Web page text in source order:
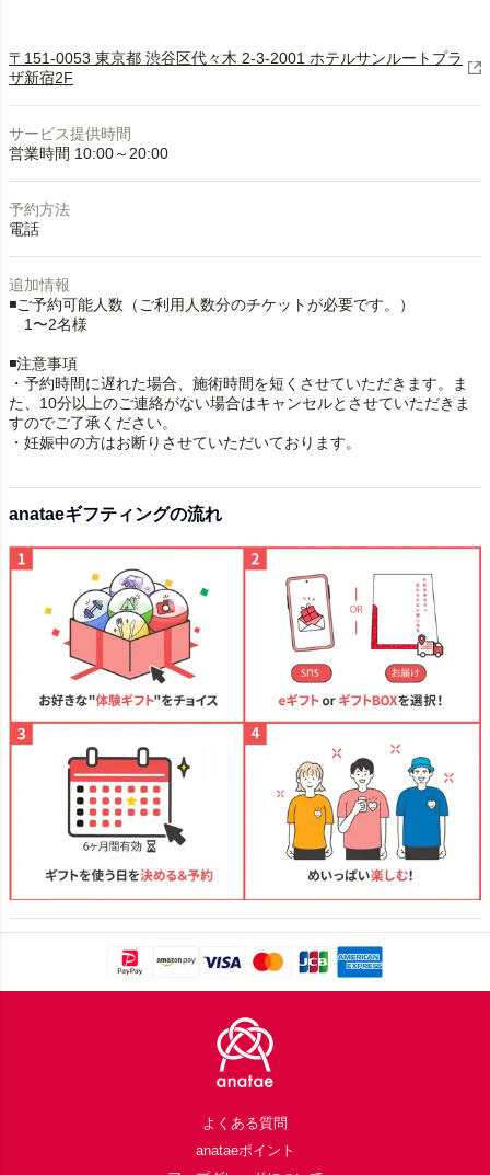
〒151-0053 東京都 渋谷区代々木 2-3-2001 ホテルサンルートプラ
ザ新宿2F
サービス提供時間
営業時間 10:00～20:00
予約方法
電話
追加情報
◾️ご予約可能人数（ご利用人数分のチケットが必要です。）
1〜2名様
◾️注意事項
・予約時間に遅れた場合、施術時間を短くさせていただきます。ま
た、10分以上のご連絡がない場合はキャンセルとさせていただきま
すのでご了承ください。
・妊娠中の方はお断りさせていただいております。
anataeギフティングの流れ
よくある質問
anataeポイント